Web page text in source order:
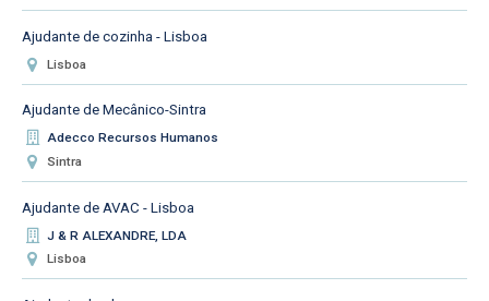
Ajudante de cozinha - Lisboa
Lisboa
Ajudante de Mecânico-Sintra
Adecco Recursos Humanos
Sintra
Ajudante de AVAC - Lisboa
J & R ALEXANDRE, LDA
Lisboa